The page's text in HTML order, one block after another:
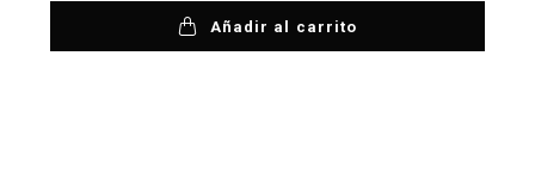
Añadir al carrito